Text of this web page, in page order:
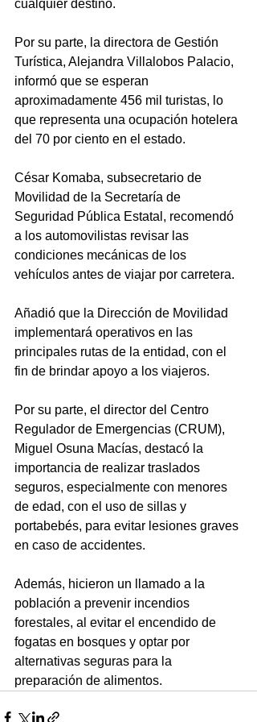
cualquier destino.
Por su parte, la directora de Gestión
Turística, Alejandra Villalobos Palacio,
informó que se esperan
aproximadamente 456 mil turistas, lo
que representa una ocupación hotelera
del 70 por ciento en el estado.
César Komaba, subsecretario de
Movilidad de la Secretaría de
Seguridad Pública Estatal, recomendó
a los automovilistas revisar las
condiciones mecánicas de los
vehículos antes de viajar por carretera.
Añadió que la Dirección de Movilidad
implementará operativos en las
principales rutas de la entidad, con el
fin de brindar apoyo a los viajeros.
Por su parte, el director del Centro
Regulador de Emergencias (CRUM),
Miguel Osuna Macías, destacó la
importancia de realizar traslados
seguros, especialmente con menores
de edad, con el uso de sillas y
portabebés, para evitar lesiones graves
en caso de accidentes.
Además, hicieron un llamado a la
población a prevenir incendios
forestales, al evitar el encendido de
fogatas en bosques y optar por
alternativas seguras para la
preparación de alimentos.